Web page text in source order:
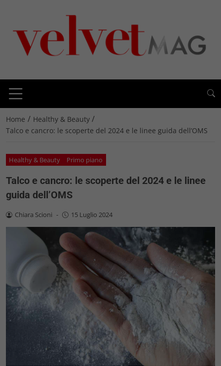
Home / Healthy & Beauty /
Talco e cancro: le scoperte del 2024 e le linee guida dell’OMS
Healthy & Beauty Primo piano
Talco e cancro: le scoperte del 2024 e le linee
guida dell’OMS
Chiara Scioni - 15 Luglio 2024